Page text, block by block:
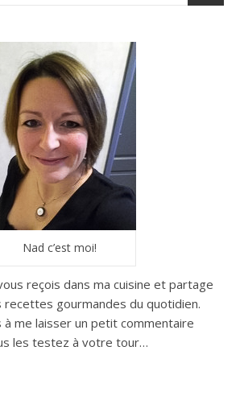
Nad c’est moi!
reçois dans ma cuisine et partage
recettes gourmandes du quotidien.
à me laisser un petit commentaire
les testez à votre tour…